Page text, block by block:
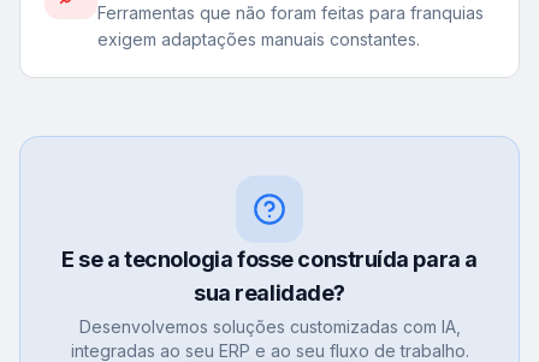
Ferramentas que não foram feitas para franquias
exigem adaptações manuais constantes.
E se a tecnologia fosse construída para a
sua realidade?
Desenvolvemos soluções customizadas com IA,
integradas ao seu ERP e ao seu fluxo de trabalho.